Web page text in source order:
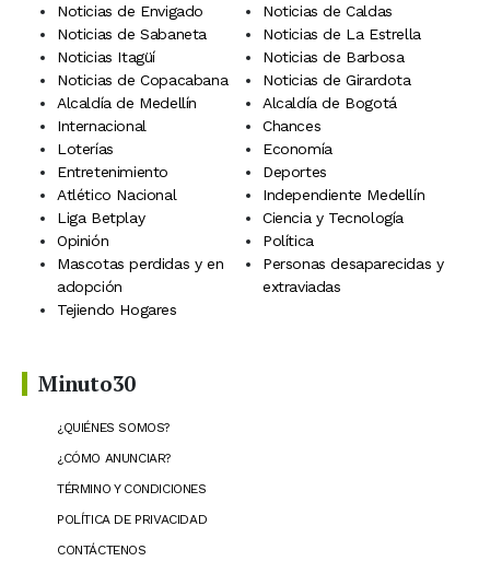
Noticias de Envigado
Noticias de Caldas
Noticias de Sabaneta
Noticias de La Estrella
Noticias Itagüí
Noticias de Barbosa
Noticias de Copacabana
Noticias de Girardota
Alcaldía de Medellín
Alcaldía de Bogotá
Internacional
Chances
Loterías
Economía
Entretenimiento
Deportes
Atlético Nacional
Independiente Medellín
Liga Betplay
Ciencia y Tecnología
Opinión
Política
Mascotas perdidas y en
adopción
Personas desaparecidas y
extraviadas
Tejiendo Hogares
Minuto30
¿QUIÉNES SOMOS?
¿CÓMO ANUNCIAR?
TÉRMINO Y CONDICIONES
POLÍTICA DE PRIVACIDAD
CONTÁCTENOS